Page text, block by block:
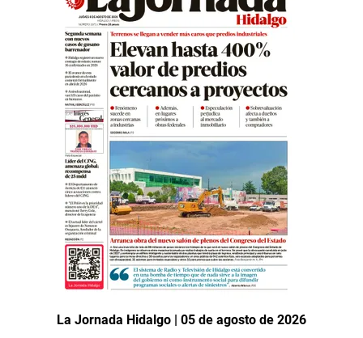
La Jornada Hidalgo | 05 de agosto de 2026